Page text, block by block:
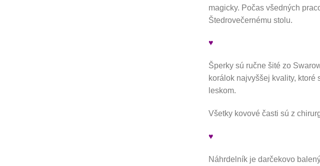
magicky. Počas všedných
Štedrovečernému stolu.
♥
Šperky sú ručne šité zo
korálok najvyššej kvality,
leskom.
Všetky kovové časti sú z
♥
Náhrdelník je darčekovo